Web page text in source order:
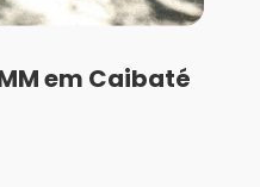
em Caibaté